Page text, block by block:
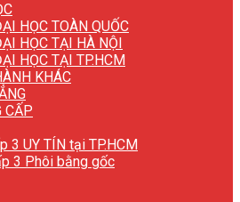
HỌC TOÀN QUỐC
HỌC TẠI HÀ NỘI
HỌC TẠI TP.HCM
KHÁC
CẤP
3 UY TÍN tại TP.HCM
3 Phôi bằng gốc